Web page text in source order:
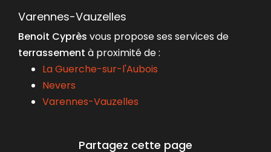
Varennes-Vauzelles
Benoit Cyprès vous propose ses services de
terrassement à proximité de :
La Guerche-sur-l'Aubois
Nevers
Varennes-Vauzelles